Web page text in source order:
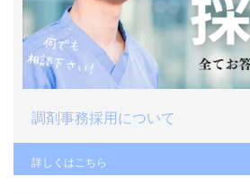
調剤事務採用について
詳しくはこちら